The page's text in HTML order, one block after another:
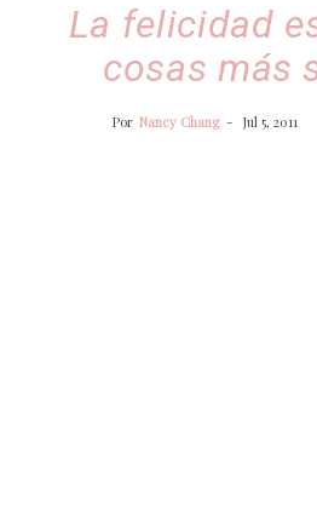
La felicidad
cosas más
Por Nancy Chang - Jul 5, 2011